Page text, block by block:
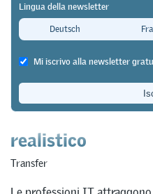
2500 giovani
L’interesse
professioni IT
vengono
realistico
Transfer
Lingua della newsletter
Deutsch
Mi iscrivo alla newsletter